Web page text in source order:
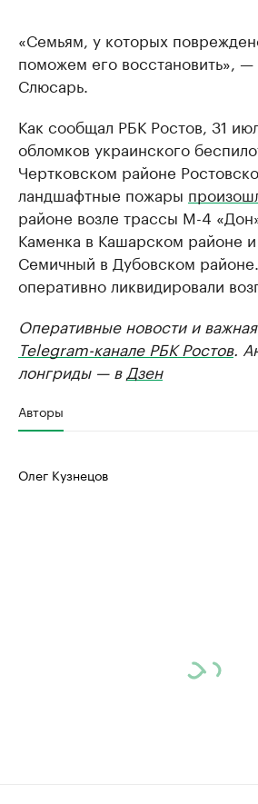
«Семьям, у которых
поможем его восстановить»,
Слюсарь.
Как сообщал РБК Ростов, 31
обломков украинского
Чертковском районе
ландшафтные пожары
районе возле трассы М-4
Каменка в Кашарском районе и
Семичный в Дубовском
оперативно ликвидировали
Оперативные новости и
Telegram-канале РБК Ростов.
лонгриды — в Дзен
Авторы
Олег Кузнецов